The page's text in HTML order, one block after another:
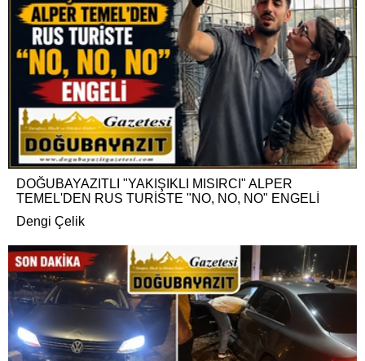
DOĞUBAYAZITLI "YAKIŞIKLI MISIRCI" ALPER
TEMEL'DEN RUS TURİSTE "NO, NO, NO" ENGELİ
Dengi Çelik